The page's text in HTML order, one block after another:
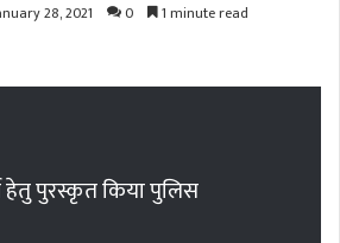
28, 2021 0 1 minute read
हेतु पुरस्कृत किया पुलिस